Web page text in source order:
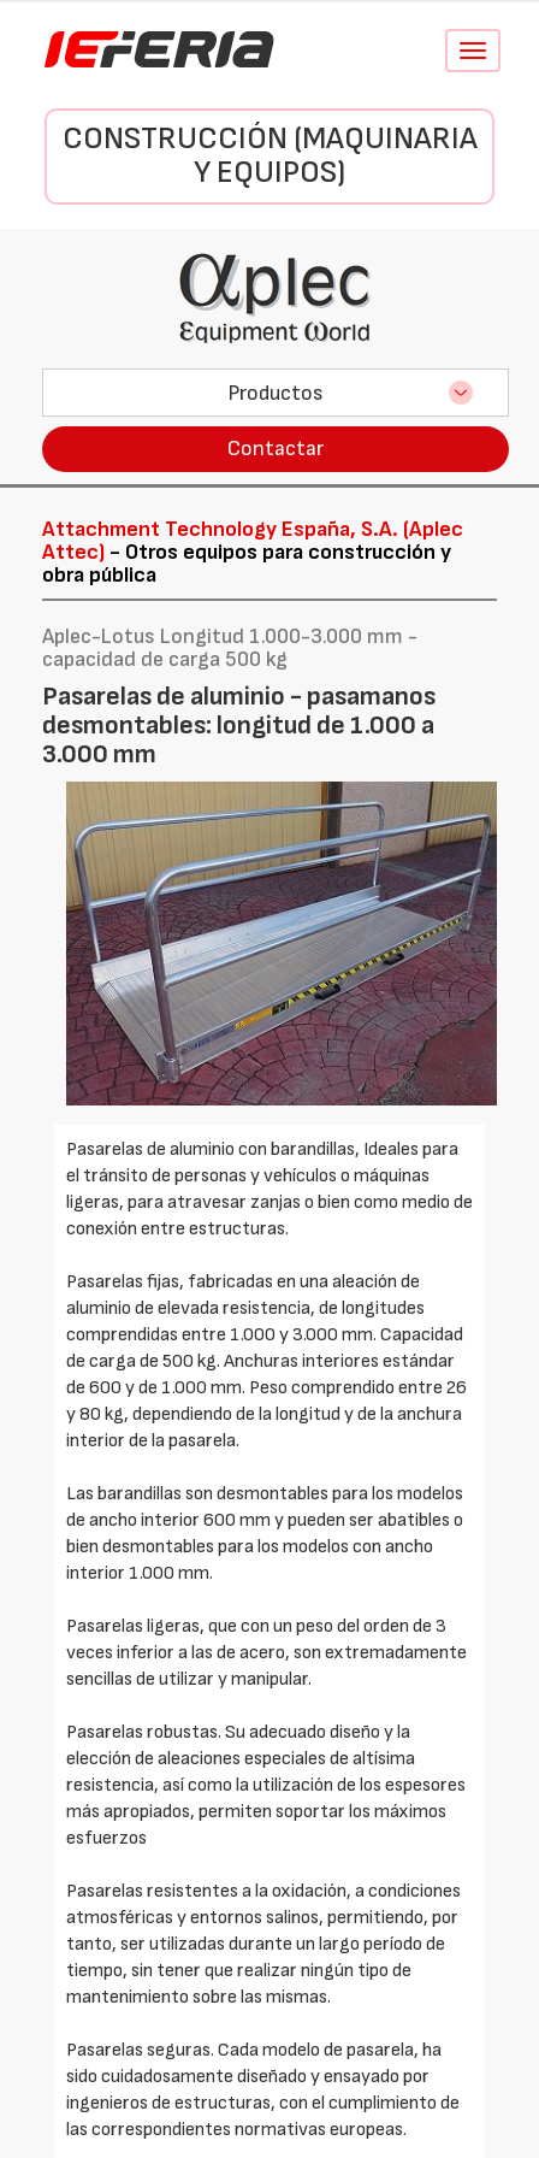
Conmutar
CONSTRUCCIÓN (MAQUINARIA
Y EQUIPOS)
Productos
Contactar
Attachment Technology España, S.A. (Aplec
Attec) - Otros equipos para construcción y
obra pública
Aplec-Lotus Longitud 1.000-3.000 mm -
capacidad de carga 500 kg
Pasarelas de aluminio - pasamanos
desmontables: longitud de 1.000 a
3.000 mm
Pasarelas de aluminio con barandillas, Ideales para
el tránsito de personas y vehículos o máquinas
ligeras, para atravesar zanjas o bien como medio de
conexión entre estructuras.
Pasarelas fijas, fabricadas en una aleación de
aluminio de elevada resistencia, de longitudes
comprendidas entre 1.000 y 3.000 mm. Capacidad
de carga de 500 kg. Anchuras interiores estándar
de 600 y de 1.000 mm. Peso comprendido entre 26
y 80 kg, dependiendo de la longitud y de la anchura
interior de la pasarela.
Las barandillas son desmontables para los modelos
de ancho interior 600 mm y pueden ser abatibles o
bien desmontables para los modelos con ancho
interior 1.000 mm.
Pasarelas ligeras, que con un peso del orden de 3
veces inferior a las de acero, son extremadamente
sencillas de utilizar y manipular.
Pasarelas robustas. Su adecuado diseño y la
elección de aleaciones especiales de altísima
resistencia, así como la utilización de los espesores
más apropiados, permiten soportar los máximos
esfuerzos
Pasarelas resistentes a la oxidación, a condiciones
atmosféricas y entornos salinos, permitiendo, por
tanto, ser utilizadas durante un largo período de
tiempo, sin tener que realizar ningún tipo de
mantenimiento sobre las mismas.
Pasarelas seguras. Cada modelo de pasarela, ha
sido cuidadosamente diseñado y ensayado por
ingenieros de estructuras, con el cumplimiento de
las correspondientes normativas europeas.